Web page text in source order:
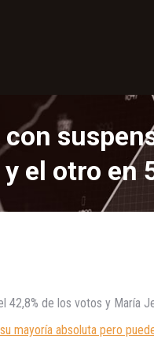
el otro en
42,8% de los votos y María
mayoría absoluta pero